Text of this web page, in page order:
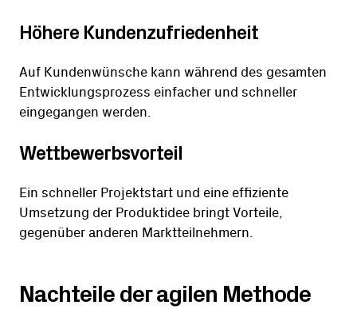
Höhere Kundenzufriedenheit
Auf Kundenwünsche kann während des gesamten
Entwicklungsprozess einfacher und schneller
eingegangen werden.
Wettbewerbsvorteil
Ein schneller Projektstart und eine effiziente
Umsetzung der Produktidee bringt Vorteile,
gegenüber anderen Marktteilnehmern.
Nachteile der agilen Methode